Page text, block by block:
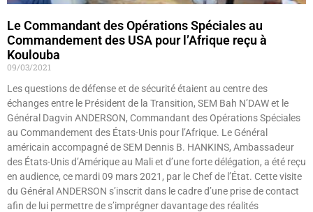
Le Commandant des Opérations Spéciales au
Commandement des USA pour l’Afrique reçu à
Koulouba
09/03/2021
Les questions de défense et de sécurité étaient au centre des
échanges entre le Président de la Transition, SEM Bah N’DAW et le
Général Dagvin ANDERSON, Commandant des Opérations Spéciales
au Commandement des États-Unis pour l’Afrique. Le Général
américain accompagné de SEM Dennis B. HANKINS, Ambassadeur
des États-Unis d’Amérique au Mali et d’une forte délégation, a été reçu
en audience, ce mardi 09 mars 2021, par le Chef de l’État. Cette visite
du Général ANDERSON s’inscrit dans le cadre d’une prise de contact
afin de lui permettre de s’imprégner davantage des réalités